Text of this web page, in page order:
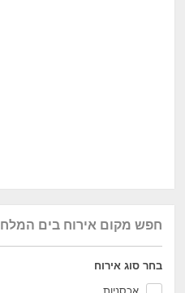
חפש מקום אירוח בים המלח
בחר סוג אירוח